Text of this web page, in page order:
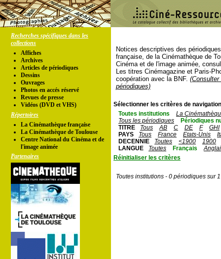
Recherches spécifiques dans les
collections
Affiches
Archives
Articles de périodiques
Dessins
Ouvrages
Photos en accés réservé
Revues de presse
Vidéos (DVD et VHS)
Répertoires
La Cinémathèque française
La Cinémathèque de Toulouse
Centre National du Cinéma et de
l'image animée
Partenaires
Notices descriptives des
française, de la Cinémathèque de
Cinéma et de l'image animée,
Les titres Cinémagazine et Paris-
coopération avec la BNF.
périodiques)
Sélectionner les critères de
Toutes institutions
La
Tous les périodiques
Périodiques
TITRE
Tous AB C DE F
GHI
PAYS
Tous France Etats-Unis
DECENNIE
Toutes <1900
1900
LANGUE
Toutes Français
Réinitialiser les critères
Toutes institutions - 0 périodiques sur